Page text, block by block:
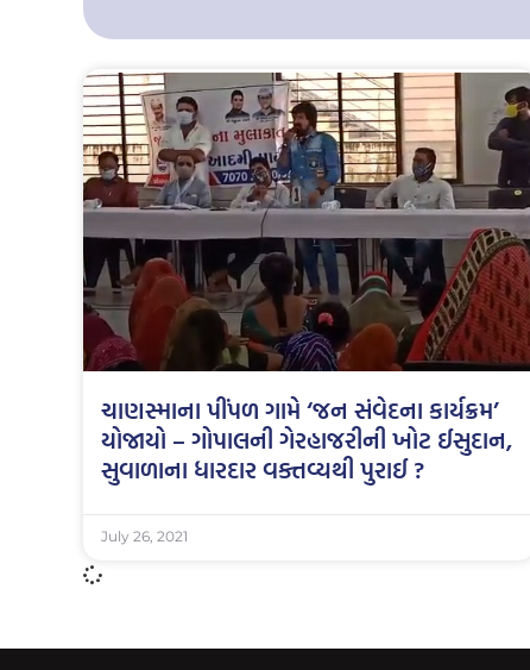
ચાણસ્માના પીંપળ ગામે ‘જન સંવેદના કાર્યક્રમ’
યોજાયો – ગોપાલની ગેરહાજરીની ખોટ ઈસુદાન,
સુવાળાના ધારદાર વક્તવ્યથી પુરાઈ ?
July 26, 2021